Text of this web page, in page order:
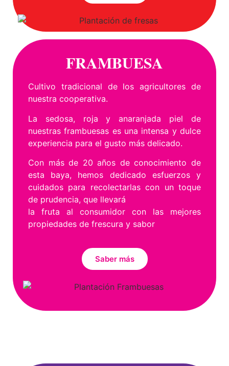
FRAMBUESA
Cultivo tradicional de los agricultores de
nuestra cooperativa.
La sedosa, roja y anaranjada piel de
nuestras frambuesas es una intensa y dulce
experiencia para el gusto más delicado.
Con más de 20 años de conocimiento de
esta baya, hemos dedicado esfuerzos y
cuidados para recolectarlas con un toque
de prudencia, que llevará
la fruta al consumidor con las mejores
propiedades de frescura y sabor
Saber más